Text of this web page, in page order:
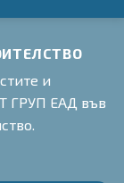
и
ГРУП ЕАД във